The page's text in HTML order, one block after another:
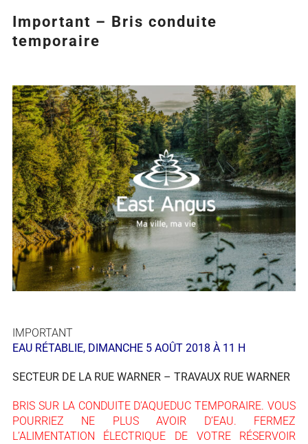
Important – Bris conduite
temporaire
Agrandir
l&apos;image
IMPORTANT
EAU RÉTABLIE, DIMANCHE 5 AOÛT 2018 À 11 H
SECTEUR DE LA RUE WARNER – TRAVAUX RUE WARNER
BRIS SUR LA CONDUITE D’AQUEDUC TEMPORAIRE. VOUS
POURRIEZ NE PLUS AVOIR D’EAU. FERMEZ
L’ALIMENTATION ÉLECTRIQUE DE VOTRE RÉSERVOIR